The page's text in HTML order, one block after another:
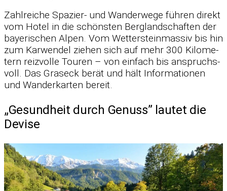
Zahl­rei­che Spa­zier- und Wan­der­wege füh­ren di­rekt
vom Ho­tel in die schöns­ten Berg­land­schaf­ten der
baye­ri­schen Al­pen. Vom Wet­ter­stein­mas­siv bis hin
zum Kar­wen­del zie­hen sich auf mehr 300 Ki­lo­me­
tern reiz­volle Tou­ren – von ein­fach bis an­spruchs­
voll. Das Gras­eck be­rät und hält In­for­ma­tio­nen
und Wan­der­kar­ten be­reit.
„Gesundheit durch Genuss” lautet die
Devise